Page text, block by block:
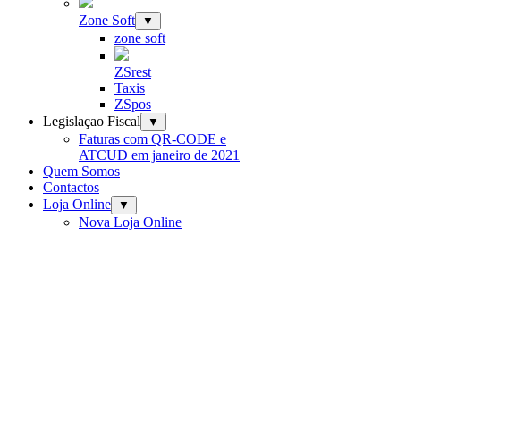
Zone Soft ▼
zone soft
ZSrest
Taxis
ZSpos
Legislaçao Fiscal
▼
Faturas com QR-CODE e
ATCUD em janeiro de 2021
Quem Somos
Contactos
Loja Online
▼
Nova Loja Online